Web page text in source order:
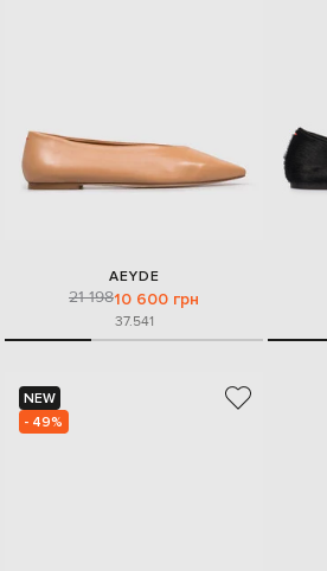
AEYDE
21 19810 600 грн
37.541
NEW
- 49%